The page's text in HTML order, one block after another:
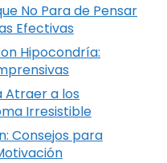
No Para de Pensar
Efectivas
Hipocondría:
Atraer a los
Irresistible
Consejos para